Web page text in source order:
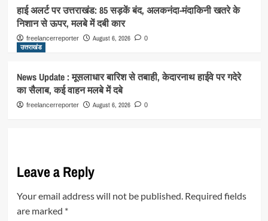
हाई अलर्ट पर उत्तराखंड: 85 सड़कें बंद, अलकनंदा-मंदाकिनी खतरे के
निशान से ऊपर, मलबे में दबी कार
freelancerreporter August 6, 2026 0
उत्तराखंड
News Update : मूसलाधार बारिश से तबाही, केदारनाथ हाईवे पर गदेरे
का सैलाब, कई वाहन मलबे में दबे
freelancerreporter August 6, 2026 0
Leave a Reply
Your email address will not be published. Required fields
are marked *